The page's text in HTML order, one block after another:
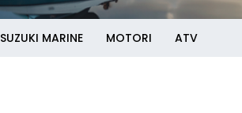
SUZUKI MARINE MOTORI ATV